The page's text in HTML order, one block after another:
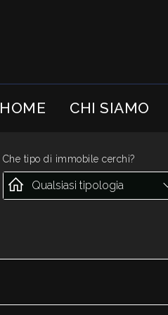
HOME CHI SIAMO
Che tipo di immobile cerchi?